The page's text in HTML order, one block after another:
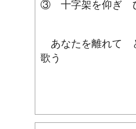
③ 十字架を仰ぎ
あなたを離れて
歌う